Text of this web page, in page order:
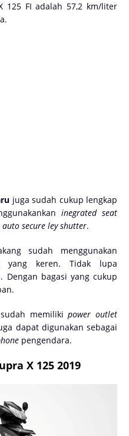
125 FI adalah 57,2 km/liter
juga sudah cukup lengkap
inegrated seat
auto secure ley shutter.
sudah menggunakan
yang keren. Tidak lupa
Dengan bagasi yang cukup
sudah memilikipower outlet
dapat digunakan sebagai
pengendara.
X 125 2019